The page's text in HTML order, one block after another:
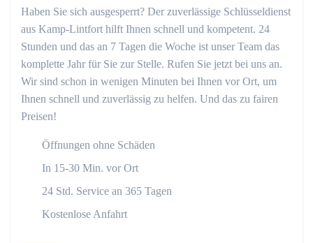
Haben Sie sich ausgesperrt? Der zuverlässige Schlüsseldienst
aus Kamp-Lintfort hilft Ihnen schnell und kompetent. 24
Stunden und das an 7 Tagen die Woche ist unser Team das
komplette Jahr für Sie zur Stelle. Rufen Sie jetzt bei uns an.
Wir sind schon in wenigen Minuten bei Ihnen vor Ort, um
Ihnen schnell und zuverlässig zu helfen. Und das zu fairen
Preisen!
Öffnungen ohne Schäden
In 15-30 Min. vor Ort
24 Std. Service an 365 Tagen
Kostenlose Anfahrt